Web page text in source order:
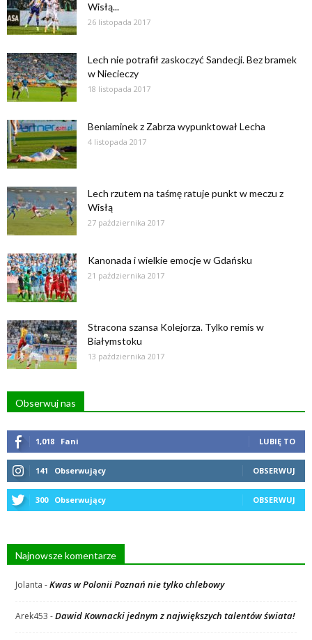
Wisłą...
26 listopada 2017
Lech nie potrafił zaskoczyć Sandecji. Bez bramek
w Niecieczy
18 listopada 2017
Beniaminek z Zabrza wypunktował Lecha
4 listopada 2017
Lech rzutem na taśmę ratuje punkt w meczu z
Wisłą
27 października 2017
Kanonada i wielkie emocje w Gdańsku
21 października 2017
Stracona szansa Kolejorza. Tylko remis w
Białymstoku
13 października 2017
Obserwuj nas
1,018 Fani LUBIĘ TO
141 Obserwujący OBSERWUJ
300 Obserwujący OBSERWUJ
Najnowsze komentarze
Jolanta -Kwas w Polonii Poznań nie tylko chlebowy
Arek453 -Dawid Kownacki jednym z największych talentów świata!